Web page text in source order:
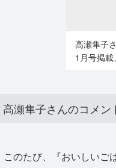
高瀬隼子
1月号掲載
高瀬隼子さんのコメン
このたび、『おいしいご